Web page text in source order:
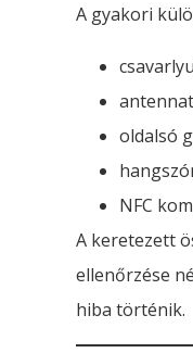
A gyakori
oldalsó
NFC
A keretezett
ellenőrzése
hiba történik.